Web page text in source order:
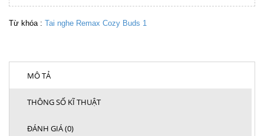
Từ khóa : Tai nghe Remax Cozy Buds 1
MÔ TẢ
THÔNG SỐ KĨ THUẬT
ĐÁNH GIÁ (0)